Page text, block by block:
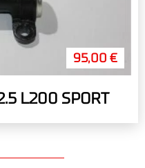
95,00 €
L200 SPORT